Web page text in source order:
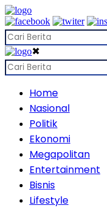
✖
Home
Nasional
Politik
Ekonomi
Megapolitan
Entertainment
Bisnis
Lifestyle